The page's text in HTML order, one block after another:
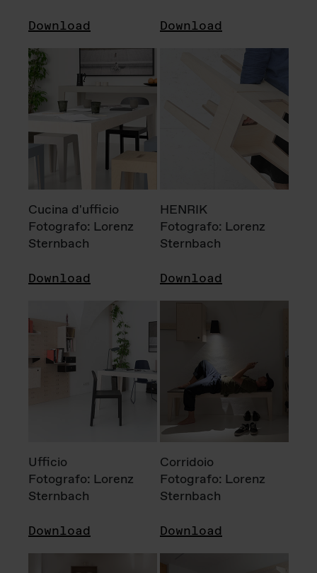
Download Download
Cucina d'ufficio
Fotografo: Lorenz
Sternbach
Download
HENRIK
Fotografo: Lorenz
Sternbach
Download
Ufficio
Fotografo: Lorenz
Sternbach
Download
Corridoio
Fotografo: Lorenz
Sternbach
Download